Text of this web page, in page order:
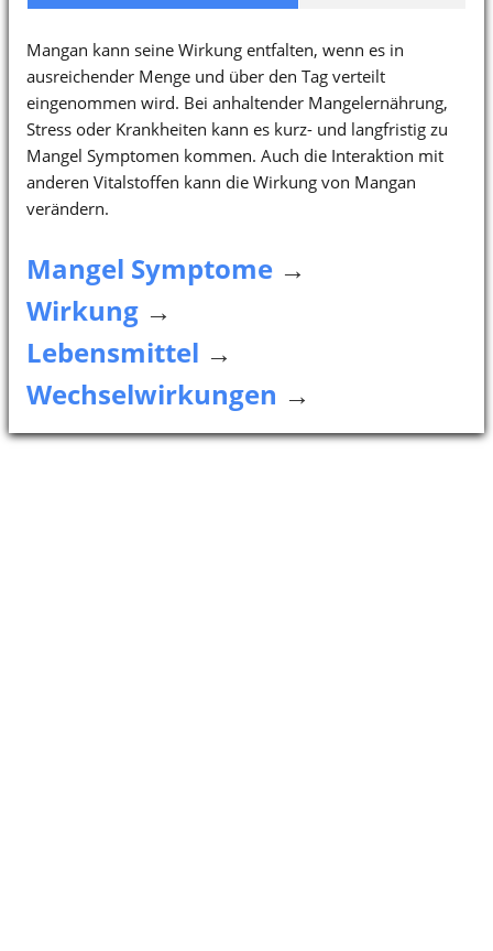
Mangan kann seine Wirkung entfalten, wenn es in
ausreichender Menge und über den Tag verteilt
eingenommen wird. Bei anhaltender Mangelernährung,
Stress oder Krankheiten kann es kurz- und langfristig zu
Mangel Symptomen kommen. Auch die Interaktion mit
anderen Vitalstoffen kann die Wirkung von Mangan
verändern.
Mangel Symptome →
Wirkung →
Lebensmittel →
Wechselwirkungen →